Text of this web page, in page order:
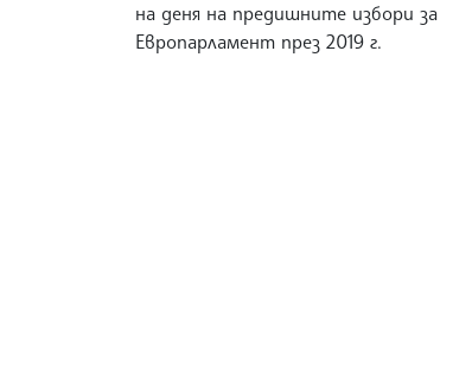
на деня на предишните избори за
Европарламент през 2019 г.